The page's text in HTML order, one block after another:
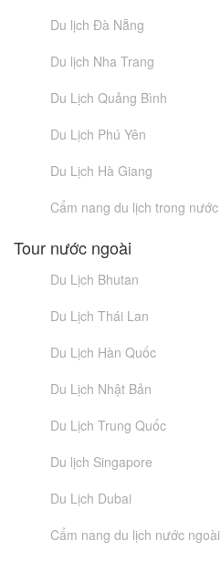
Du lịch Đà Nẵng
Du lịch Nha Trang
Du Lịch Quảng Bình
Du Lịch Phú Yên
Du Lịch Hà Giang
Cẩm nang du lịch trong nước
Tour nước ngoài
Du Lịch Bhutan
Du Lịch Thái Lan
Du Lịch Hàn Quốc
Du Lịch Nhật Bản
Du Lịch Trung Quốc
Du lịch Singapore
Du Lịch Dubai
Cẩm nang du lịch nước ngoài